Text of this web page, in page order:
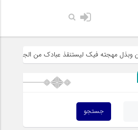
عبادک من الجهاله خطبه «خط